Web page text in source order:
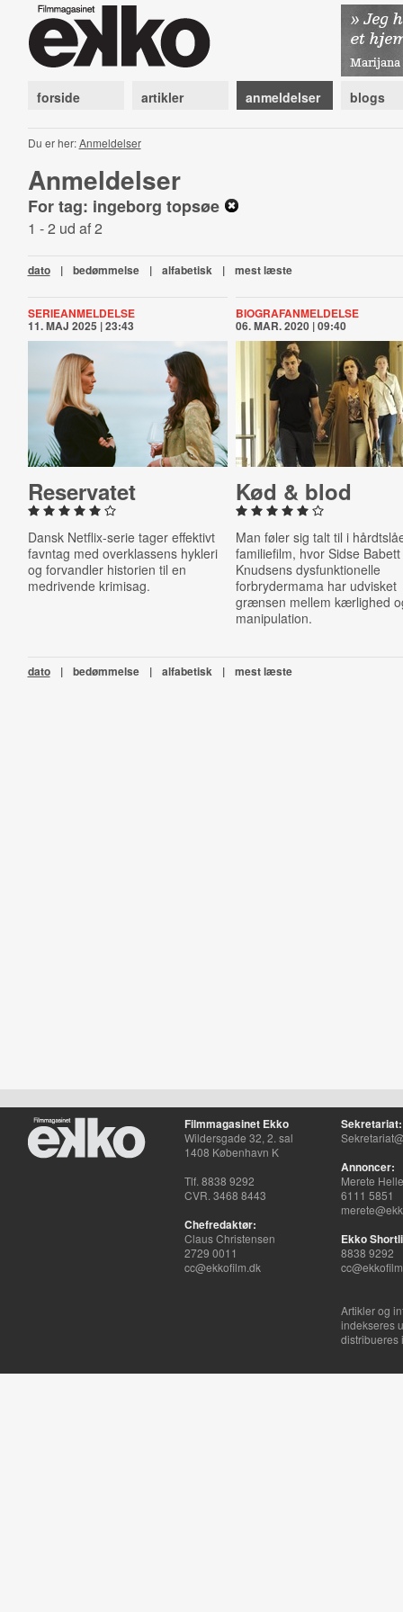
forside artikler anmeldelser blogs
Du er her:Anmeldelser
Anmeldelser
For tag: ingeborg topsøe
1 - 2 ud af 2
dato | bedømmelse | alfabetisk | mest læste
SERIEANMELDELSE
11. MAJ 2025 | 23:43
Re­ser­va­tet
Dansk Netflix-serie tager effektivt
favntag med overklassens hykleri
og forvandler historien til en
medrivende krimisag.
BIOGRAFANMELDELSE
06. MAR. 2020 | 09:40
Kød & blod
Man føler sig talt til i
familiefilm, hvor Sidse Babett
Knudsens dysfunktionelle
forbrydermama har udvisket
grænsen mellem kærlighed
manipulation.
dato | bedømmelse | alfabetisk | mest læste
Filmmagasinet Ekko
Wildersgade 32, 2. sal
1408 København K
Tlf. 8838 9292
CVR. 3468 8443
Chefredaktør:
Claus Christensen
2729 0011
cc@ekkofilm.dk
Sekretariat:
Annoncer:
Merete
6111 5851
Ekko
8838 9292
Artikler og
indekseres
distribueres